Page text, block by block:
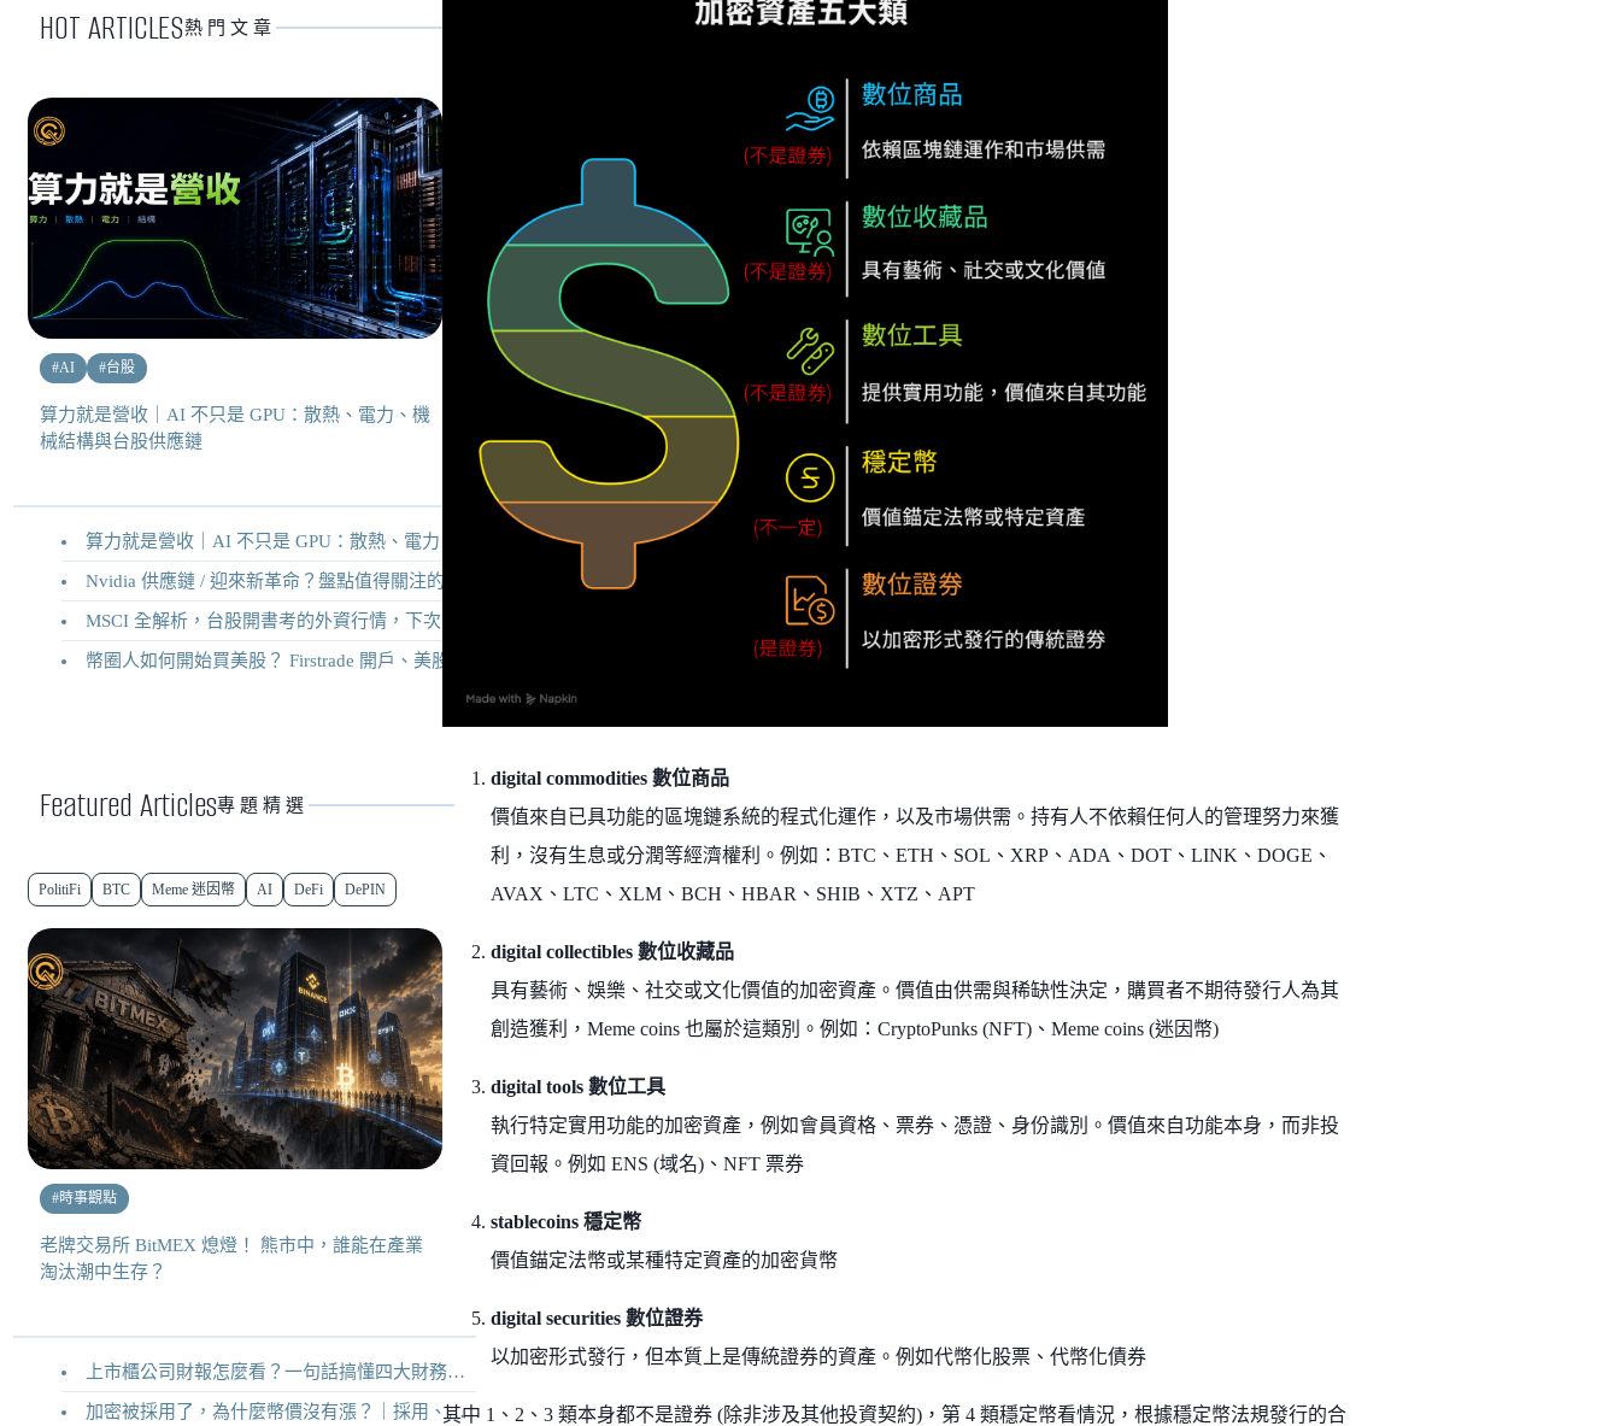
HOT ARTICLES熱門文章
#AI #台股
算力就是營收｜AI 不只是 GPU：散熱、電力、機
械結構與台股供應鏈
算力就是營收｜AI 不只是 GPU：散熱、電力、機械結構與台股供應鏈
Nvidia 供應鏈 / 迎來新革命？盤點值得關注的二十家供應鏈企業
MSCI 全解析，台股開書考的外資行情，下次調整你準備好了嗎？
幣圈人如何開始買美股？ Firstrade 開戶、美股交易機制完整教學
Featured Articles專題精選
PolitiFi BTC Meme 迷因幣 AI DeFi DePIN
#時事觀點
老牌交易所 BitMEX 熄燈！ 熊市中，誰能在產業
淘汰潮中生存？
上市櫃公司財報怎麼看？一句話搞懂四大財務報表
加密被採用了，為什麼幣價沒有漲？｜採用、收入與代幣價值捕獲
digital commodities 數位商品
價值來自已具功能的區塊鏈系統的程式化運作，以及市場供需。持有人不依賴任何人的管理努力來獲
利，沒有生息或分潤等經濟權利。例如：BTC、ETH、SOL、XRP、ADA、DOT、LINK、DOGE、
AVAX、LTC、XLM、BCH、HBAR、SHIB、XTZ、APT
digital collectibles 數位收藏品
具有藝術、娛樂、社交或文化價值的加密資產。價值由供需與稀缺性決定，購買者不期待發行人為其
創造獲利，Meme coins 也屬於這類別。例如：CryptoPunks (NFT)、Meme coins (迷因幣)
digital tools 數位工具
執行特定實用功能的加密資產，例如會員資格、票券、憑證、身份識別。價值來自功能本身，而非投
資回報。例如 ENS (域名)、NFT 票券
stablecoins 穩定幣
價值錨定法幣或某種特定資產的加密貨幣
digital securities 數位證券
以加密形式發行，但本質上是傳統證券的資產。例如代幣化股票、代幣化債券
其中 1、2、3 類本身都不是證券 (除非涉及其他投資契約)，第 4 類穩定幣看情況，根據穩定幣法規發行的合